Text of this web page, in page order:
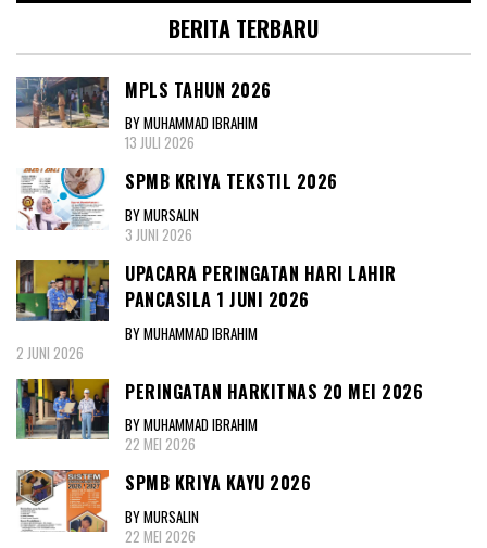
BERITA TERBARU
MPLS TAHUN 2026
BY MUHAMMAD IBRAHIM
13 JULI 2026
SPMB KRIYA TEKSTIL 2026
BY MURSALIN
3 JUNI 2026
UPACARA PERINGATAN HARI LAHIR
PANCASILA 1 JUNI 2026
BY MUHAMMAD IBRAHIM
2 JUNI 2026
PERINGATAN HARKITNAS 20 MEI 2026
BY MUHAMMAD IBRAHIM
22 MEI 2026
SPMB KRIYA KAYU 2026
BY MURSALIN
22 MEI 2026